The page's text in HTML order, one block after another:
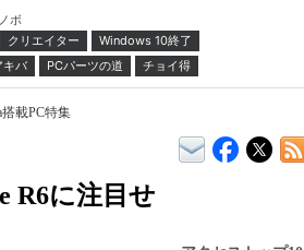
ボ
クリエイター
Windows 10終了
キバ PCパーツの道 チョイ得
載PC特集
R6に注目せ